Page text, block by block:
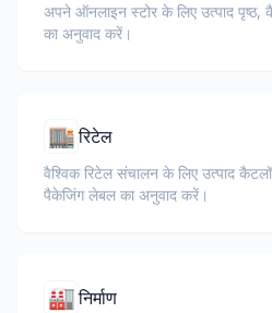
अपने ऑनलाइन स्टोर के लिए उत्पाद पृष्ठ,
का अनुवाद करें।
🏬रिटेल
वैश्विक रिटेल संचालन के लिए उत्पाद
पैकेजिंग लेबल का अनुवाद करें।
🏭निर्माण